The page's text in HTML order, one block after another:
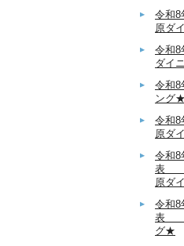
令
原ダ
令
ダイ
令和
ング★
令
原ダ
令和8
原ダ
令和8
表
グ★